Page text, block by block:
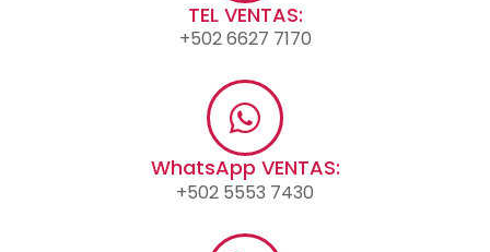
TEL VENTAS:
+502 6627 7170
WhatsApp VENTAS:
+502 5553 7430